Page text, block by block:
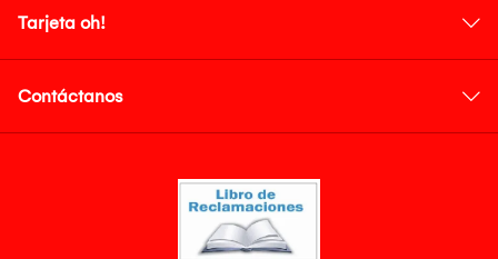
Tarjeta oh!
Contáctanos